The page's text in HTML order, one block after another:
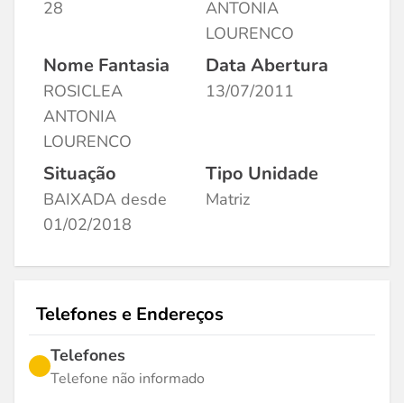
28
ANTONIA
LOURENCO
Nome Fantasia
ROSICLEA
ANTONIA
LOURENCO
Data Abertura
13/07/2011
Situação
BAIXADA desde
01/02/2018
Tipo Unidade
Matriz
Telefones e Endereços
Telefones
Telefone não informado